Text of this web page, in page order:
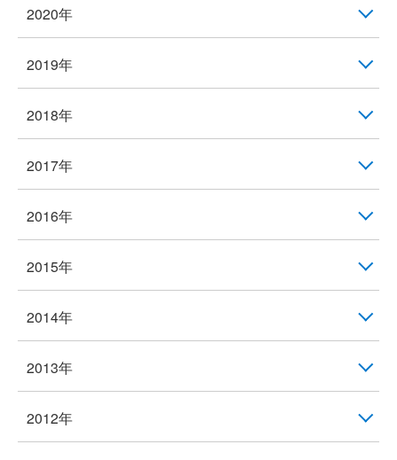
2020年
2019年
2018年
2017年
2016年
2015年
2014年
2013年
2012年